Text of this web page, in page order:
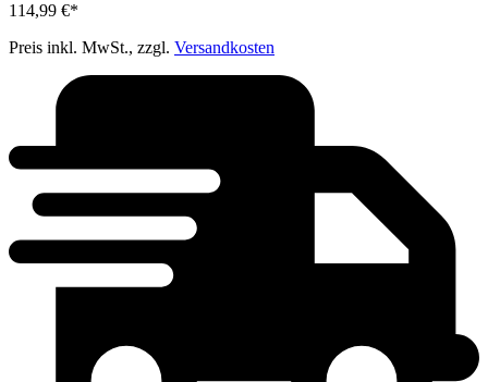
114,99 €*
Preis inkl. MwSt., zzgl. Versandkosten